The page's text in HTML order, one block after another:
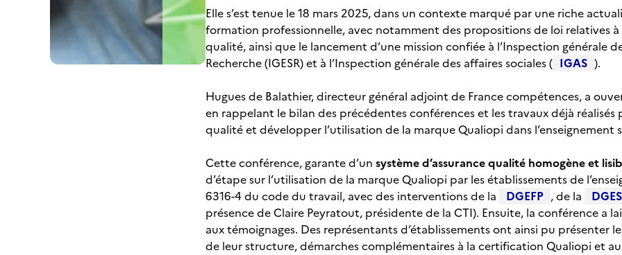
Elle s’est tenue le 18 mars 2025, dans un contexte marqué par une riche
formation professionnelle, avec notamment des propositions de loi relatives à
qualité, ainsi que le lancement d’une mission confiée à l’Inspection générale
Recherche (IGESR) et à l’Inspection générale des affaires sociales ( IGAS ).
Hugues de Balathier, directeur général adjoint de France compétences, a
en rappelant le bilan des précédentes conférences et les travaux déjà
qualité et développer l’utilisation de la marque Qualiopi dans l’enseignement
Cette conférence, garante d’un système d’assurance qualité homogène et
d’étape sur l’utilisation de la marque Qualiopi par les établissements de
6316-4 du code du travail, avec des interventions de la
DGEFP , de la
présence de Claire Peyratout, présidente de la CTI). Ensuite, la conférence a
aux témoignages. Des représentants d’établissements ont ainsi pu présenter
de leur structure, démarches complémentaires à la certification Qualiopi et